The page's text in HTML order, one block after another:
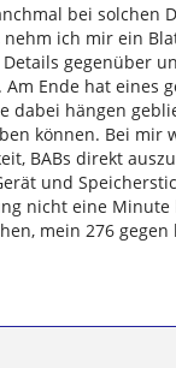
bei solchen
ich mir ein
gegenüber
Am Ende hat eines
dabei hängen
können. Bei mir
BABs direkt
und
nicht eine
mein 276